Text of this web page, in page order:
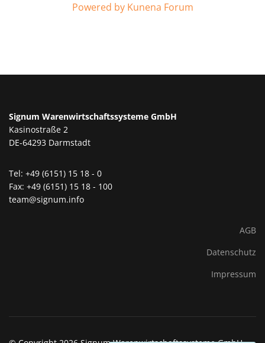
Powered by Kunena Forum
Signum Warenwirtschaftssysteme GmbH
Kasinostraße 2
DE-64293 Darmstadt
Tel: +49 (6151) 15 18 - 0
Fax: +49 (6151) 15 18 - 100
team@signum.info
AGB
Datenschutz
Impressum